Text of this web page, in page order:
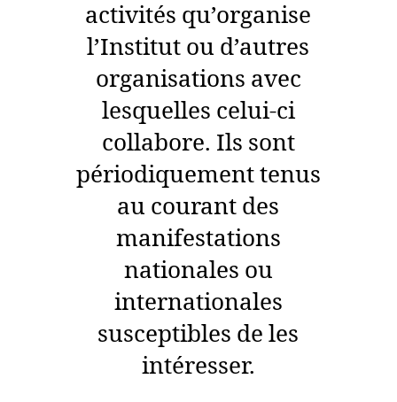
activités qu’organise
l’Institut ou d’autres
organisations avec
lesquelles celui-ci
collabore. Ils sont
périodiquement tenus
au courant des
manifestations
nationales ou
internationales
susceptibles de les
intéresser.